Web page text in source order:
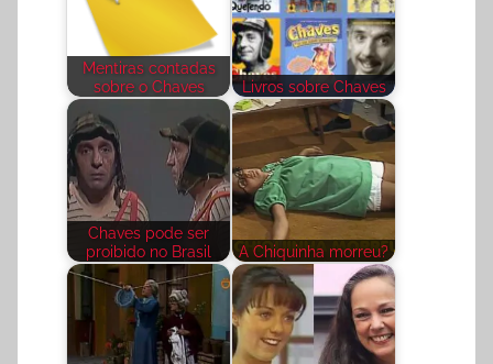
Mentiras contadas
sobre o Chaves
Livros sobre Chaves
Chaves pode ser
proibido no Brasil
A Chiquinha morreu?